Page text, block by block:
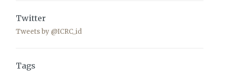
Twitter
Tweets by @ICRC_id
Tags